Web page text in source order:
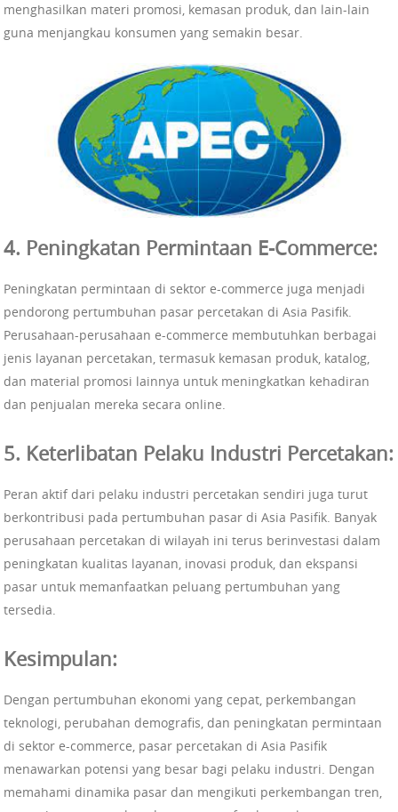
menghasilkan materi promosi, kemasan produk, dan lain-lain
guna menjangkau konsumen yang semakin besar.
4. Peningkatan Permintaan E-Commerce:
Peningkatan permintaan di sektor e-commerce juga menjadi
pendorong pertumbuhan pasar percetakan di Asia Pasifik.
Perusahaan-perusahaan e-commerce membutuhkan berbagai
jenis layanan percetakan, termasuk kemasan produk, katalog,
dan material promosi lainnya untuk meningkatkan kehadiran
dan penjualan mereka secara online.
5. Keterlibatan Pelaku Industri Percetakan:
Peran aktif dari pelaku industri percetakan sendiri juga turut
berkontribusi pada pertumbuhan pasar di Asia Pasifik. Banyak
perusahaan percetakan di wilayah ini terus berinvestasi dalam
peningkatan kualitas layanan, inovasi produk, dan ekspansi
pasar untuk memanfaatkan peluang pertumbuhan yang
tersedia.
Kesimpulan:
Dengan pertumbuhan ekonomi yang cepat, perkembangan
teknologi, perubahan demografis, dan peningkatan permintaan
di sektor e-commerce, pasar percetakan di Asia Pasifik
menawarkan potensi yang besar bagi pelaku industri. Dengan
memahami dinamika pasar dan mengikuti perkembangan tren,